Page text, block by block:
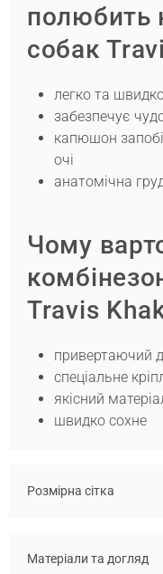
полюбить
собак
легко та
забезпечує
капюшон
очі
анатомічна
Чому
Travis
привертаючий
спеціальне
якісний
швидко сохне
Розмірна сітка
Матеріали та догляд